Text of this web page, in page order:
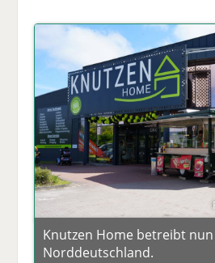
Knutzen Home betreibt nun
Norddeutschland.